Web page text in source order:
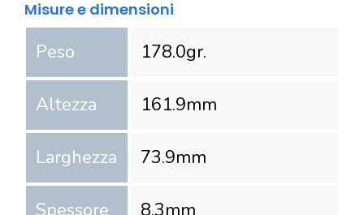
Misure e dimensioni
Peso 178.0gr.
Altezza 161.9mm
Larghezza 73.9mm
Spessore 8.3mm